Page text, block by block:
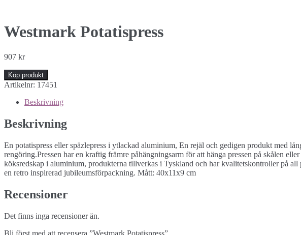
Westmark Potatispress
907 kr
Köp produkt
Artikelnr: 17451
Beskrivning
Beskrivning
En potatispress eller späzlepress i ytlackad aluminium, En rejäl och gedigen produkt med
rengöring.Pressen har en kraftig främre påhängningsarm för att hänga pressen på skålen
köksredskap i aluminium, produkterna tillverkas i Tyskland och har kvalitetskontroller på
en retro inspirerad jubileumsförpackning. Mått: 40x11x9 cm
Recensioner
Det finns inga recensioner än.
Bli först med att recensera ”Westmark Potatispress”